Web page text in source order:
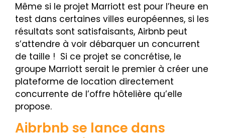
Même si le projet Marriott est pour l’heure en
test dans certaines villes européennes, si les
résultats sont satisfaisants, Airbnb peut
s’attendre à voir débarquer un concurrent
de taille ! Si ce projet se concrétise, le
groupe Marriott serait le premier à créer une
plateforme de location directement
concurrente de l’offre hôtelière qu’elle
propose.
Aibrbnb se lance dans